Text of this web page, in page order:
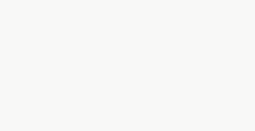
Но этот метод не
производится в два
и бьем ее